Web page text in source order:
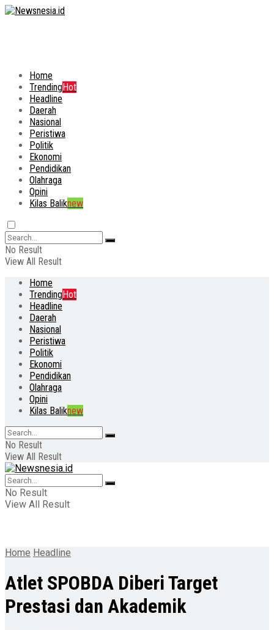
Home
TrendingHot
Headline
Daerah
Nasional
Peristiwa
Politik
Ekonomi
Pendidikan
Olahraga
Opini
Kilas Baliknew
No Result
View All Result
Home
TrendingHot
Headline
Daerah
Nasional
Peristiwa
Politik
Ekonomi
Pendidikan
Olahraga
Opini
Kilas Baliknew
No Result
View All Result
No Result
View All Result
Home Headline
Atlet SPOBDA Diberi Target
Prestasi dan Akademik